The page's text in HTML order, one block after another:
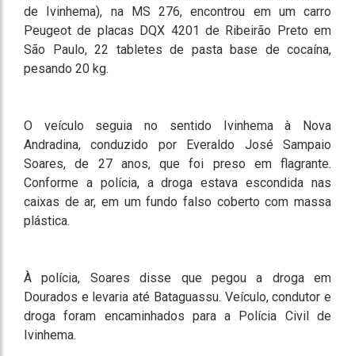
de Ivinhema), na MS 276, encontrou em um carro
Peugeot de placas DQX 4201 de Ribeirão Preto em
São Paulo, 22 tabletes de pasta base de cocaína,
pesando 20 kg.
O veículo seguia no sentido Ivinhema à Nova
Andradina, conduzido por Everaldo José Sampaio
Soares, de 27 anos, que foi preso em flagrante.
Conforme a polícia, a droga estava escondida nas
caixas de ar, em um fundo falso coberto com massa
plástica.
À polícia, Soares disse que pegou a droga em
Dourados e levaria até Bataguassu. Veículo, condutor e
droga foram encaminhados para a Polícia Civil de
Ivinhema.